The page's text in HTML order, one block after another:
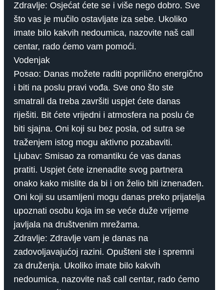
Zdravlje: Osjećat ćete se i više nego dobro. Sve
što vas je mučilo ostavljate iza sebe. Ukoliko
imate bilo kakvih nedoumica, nazovite naš call
centar, rado ćemo vam pomoći.
Vodenjak
Posao: Danas možete raditi poprilično energično
i biti na poslu pravi vođa. Sve ono što ste
smatrali da treba završiti uspjet ćete danas
riješiti. Bit ćete vrijedni i atmosfera na poslu će
biti sjajna. Oni koji su bez posla, od sutra se
traženjem istog mogu aktivno pozabaviti.
Ljubav: Smisao za romantiku će vas danas
pratiti. Uspjet ćete iznenadite svog partnera
onako kako mislite da bi i on želio biti iznenađen.
Oni koji su usamljeni mogu danas preko prijatelja
upoznati osobu koja im se veće duže vrijeme
javljala na društvenim mrežama.
Zdravlje: Zdravlje vam je danas na
zadovoljavajućoj razini. Opušteni ste i spremni
za druženja. Ukoliko imate bilo kakvih
nedoumica, nazovite naš call centar, rado ćemo